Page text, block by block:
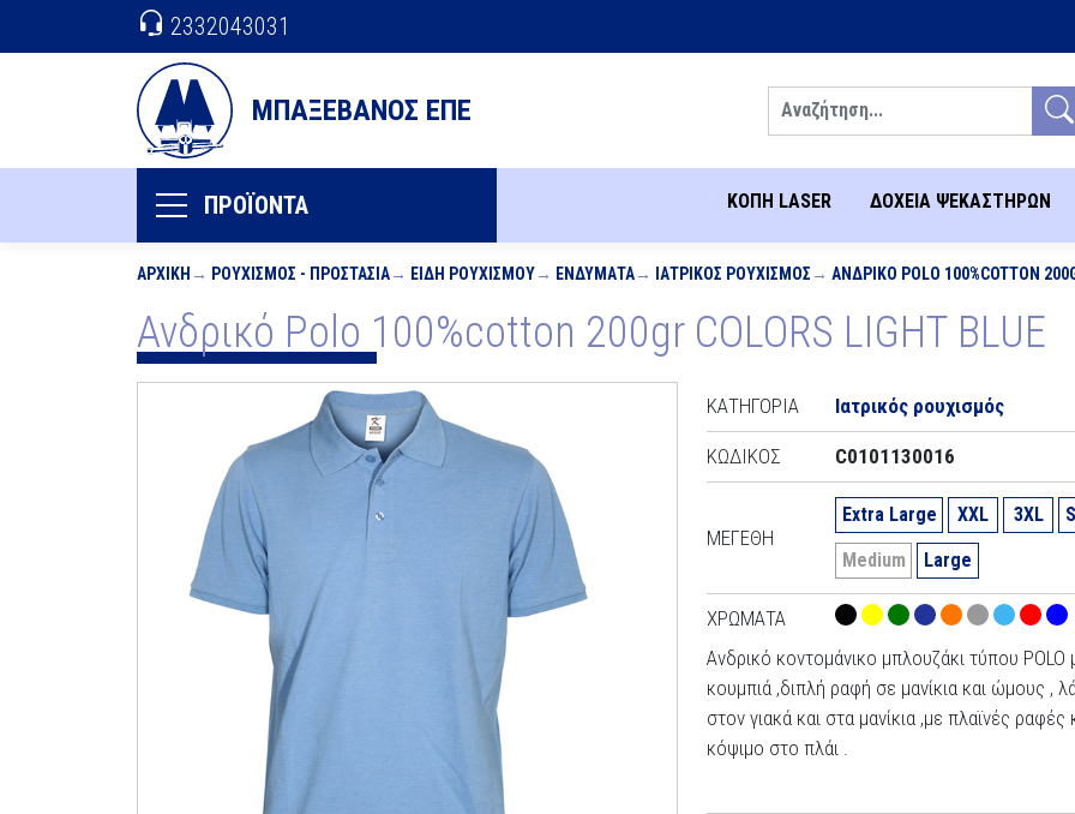
ΜΠΑΞΕΒΑΝΟΣ ΕΠΕ
2332043031
ΠΡΟΪΟΝΤΑ ΚΟΠΗ LASER ΔΟΧΕΙΑ ΨΕΚΑΣΤΗΡΩΝ
ΑΡΧΙΚΉ ΡΟΥΧΙΣΜΌΣ - ΠΡΟΣΤΑΣΊΑ ΕΊΔΗ ΡΟΥΧΙΣΜΟΎ ΕΝΔΎΜΑΤΑ ΙΑΤΡΙΚΌΣ ΡΟΥΧΙΣΜΌΣ ΑΝΔΡΙΚΌ POLO 100%COTTON
Ανδρικό Polo 100%cotton 200gr COLORS LIGHT BLUE
ΚΑΤΗΓΟΡΊΑ Ιατρικός ρουχισμός
ΚΩΔΙΚΌΣ C0101130016
ΜΕΓΈΘΗ
Extra Large XXL 3XL
Medium
Large
ΧΡΏΜΑΤΑ
Ανδρικό κοντομάνικο μπλουζάκι τύπου POLO
κουμπιά ,διπλή ραφή σε μανίκια και ώμους ,
στον γιακά και στα μανίκια ,με πλαϊνές ραφές
κόψιμο στο πλάι .